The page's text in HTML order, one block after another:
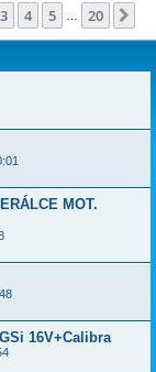
z 20
3 4 5 20
MOT.
16V+Calibra